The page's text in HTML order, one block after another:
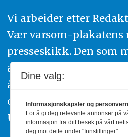
Vi arbeider etter
Vær varsom-plakatens
presseskikk. Den som
av urettmessig
å ta kontakt med
også klage inn saker til
Utvalg,www.pfu.no.
Dine valg:
Informasjonskapsler og personvern
For å gi deg relevante annonser på
informasjon fra ditt besøk på vårt
deg mot dette under "Innstillinger".